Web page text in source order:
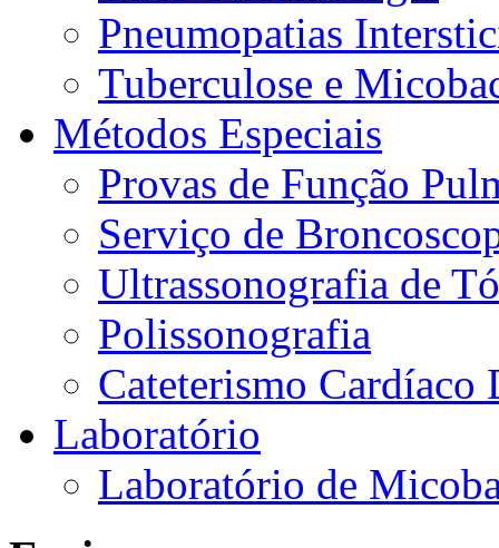
Pneumopatias
Tuberculose e
Métodos Especiais
Provas de Função
Serviço de
Ultrassonografia de
Polissonografia
Cateterismo Cardíaco
Laboratório
Laboratório de